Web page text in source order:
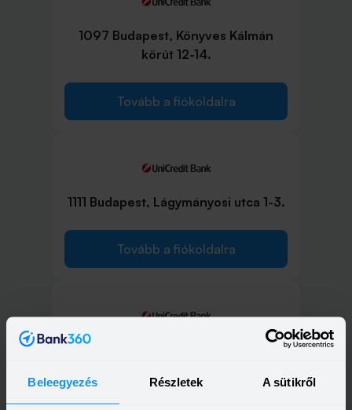
Beleegyezés Részletek A sütikről
1097 Budapest, Könyves Kálmán
körút 12-14.
Tovább a fiókoldalra
1111 Budapest, Lágymányosi utca 1-3.
Tovább a fiókoldalra